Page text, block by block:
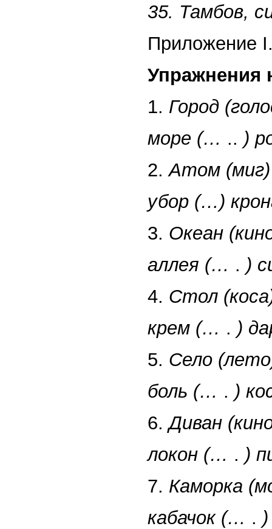
35. Тамбов,
Приложение
Упражнения
1. Город
море (… .. )
2.Атом (миг)
убор (…)
3. Океан
аллея (… . )
4. Стол
крем (… . )
5. Село
боль (… . )
6.Диван
локон (… . )
7. Каморка
кабачок (… .